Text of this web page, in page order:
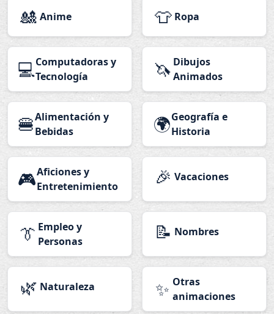
🎎 Anime 👕 Ropa
💻Computadoras y
Tecnología
🦄 Dibujos
Animados
🍔Alimentación y
Bebidas
🌍Geografía e
Historia
🎮Aficiones y
Entretenimiento
🎉 Vacaciones
👔 Empleo y
Personas
📝 Nombres
🌿 Naturaleza ✨ Otras
animaciones